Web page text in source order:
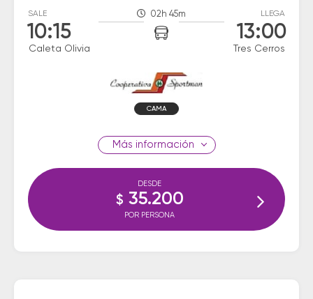
SALE
10:15
Caleta Olivia
02h 45m LLEGA
13:00
Tres Cerros
CAMA
información
DESDE
$ 35.200
POR PERSONA